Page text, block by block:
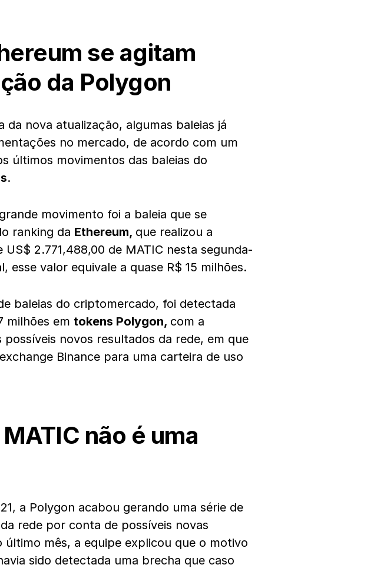
se agitam
da Polygon
da nova atualização, algumas baleias já
no mercado, de acordo com um
últimos movimentos das baleias do
.
movimento foi a baleia que se
ranking da Ethereum, que realizou a
2.771,488,00 de MATIC nesta segunda-
esse valor equivale a quase R$ 15 milhões.
baleias do criptomercado, foi detectada
milhões em tokens Polygon, com a
novos resultados da rede, em que
Binance para uma carteira de uso
não é uma
a Polygon acabou gerando uma série de
rede por conta de possíveis novas
último mês, a equipe explicou que o motivo
sido detectada uma brecha que caso